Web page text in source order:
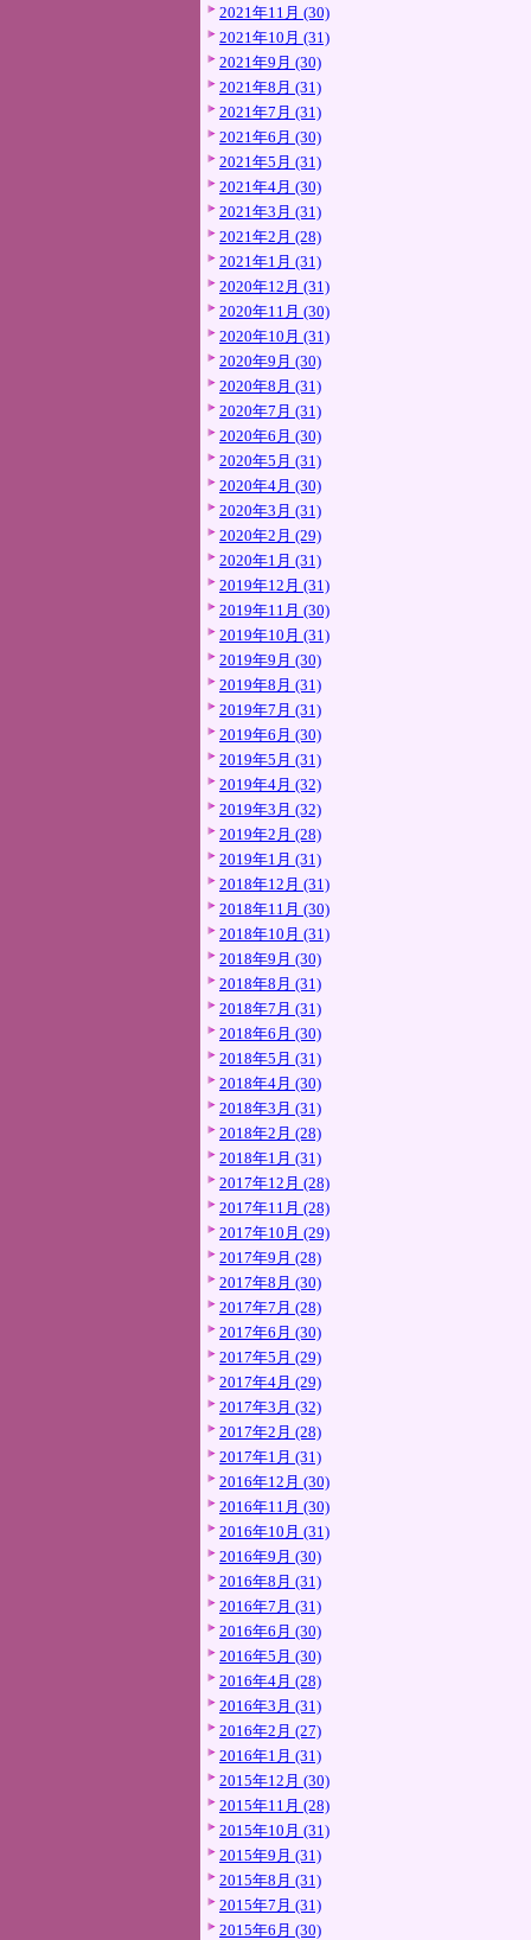
2021年11月 (30)
2021年10月 (31)
2021年9月 (30)
2021年8月 (31)
2021年7月 (31)
2021年6月 (30)
2021年5月 (31)
2021年4月 (30)
2021年3月 (31)
2021年2月 (28)
2021年1月 (31)
2020年12月 (31)
2020年11月 (30)
2020年10月 (31)
2020年9月 (30)
2020年8月 (31)
2020年7月 (31)
2020年6月 (30)
2020年5月 (31)
2020年4月 (30)
2020年3月 (31)
2020年2月 (29)
2020年1月 (31)
2019年12月 (31)
2019年11月 (30)
2019年10月 (31)
2019年9月 (30)
2019年8月 (31)
2019年7月 (31)
2019年6月 (30)
2019年5月 (31)
2019年4月 (32)
2019年3月 (32)
2019年2月 (28)
2019年1月 (31)
2018年12月 (31)
2018年11月 (30)
2018年10月 (31)
2018年9月 (30)
2018年8月 (31)
2018年7月 (31)
2018年6月 (30)
2018年5月 (31)
2018年4月 (30)
2018年3月 (31)
2018年2月 (28)
2018年1月 (31)
2017年12月 (28)
2017年11月 (28)
2017年10月 (29)
2017年9月 (28)
2017年8月 (30)
2017年7月 (28)
2017年6月 (30)
2017年5月 (29)
2017年4月 (29)
2017年3月 (32)
2017年2月 (28)
2017年1月 (31)
2016年12月 (30)
2016年11月 (30)
2016年10月 (31)
2016年9月 (30)
2016年8月 (31)
2016年7月 (31)
2016年6月 (30)
2016年5月 (30)
2016年4月 (28)
2016年3月 (31)
2016年2月 (27)
2016年1月 (31)
2015年12月 (30)
2015年11月 (28)
2015年10月 (31)
2015年9月 (31)
2015年8月 (31)
2015年7月 (31)
2015年6月 (30)